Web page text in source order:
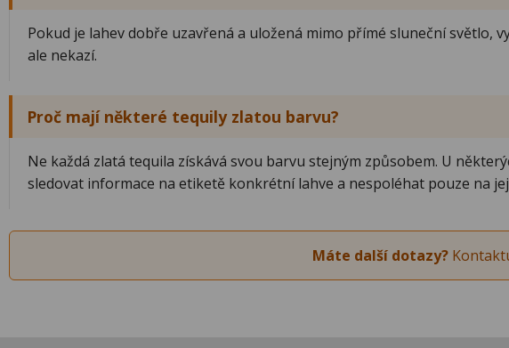
Pokud je lahev dobře uzavřená a uložená mimo přímé sluneční světlo,
ale nekazí.
Proč mají některé tequily zlatou barvu?
Ne každá zlatá tequila získává svou barvu stejným způsobem. U
sledovat informace na etiketě konkrétní lahve a nespoléhat pouze na
Máte další dotazy?